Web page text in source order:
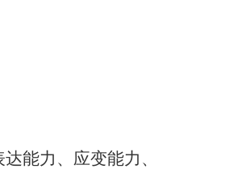
能力、应变能力、